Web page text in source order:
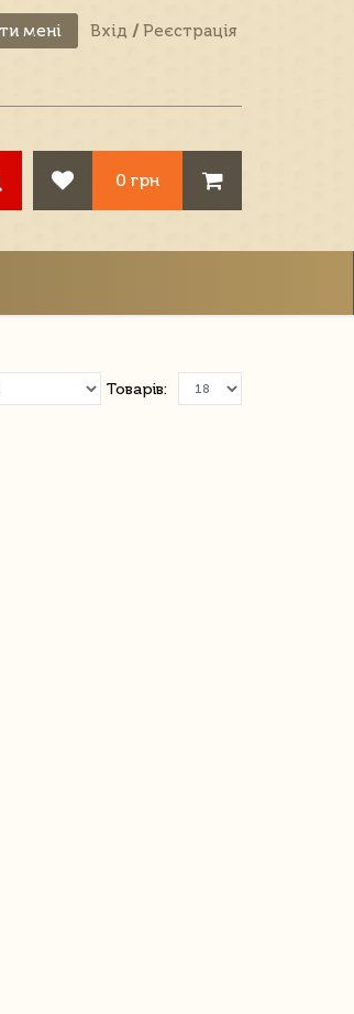
мені Вхід / Реєстрація
0 грн
Товарів: